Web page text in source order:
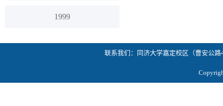
1999
联系我们：同济大学嘉定校区（曹安公